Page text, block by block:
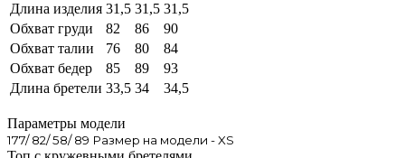
Длина изделия 31,5 31,5 31,5
Обхват груди
82 86
90
Обхват талии
76 80
84
Обхват бедер
85 89
93
Длина бретели 33,5 34 34,5
Параметры модели
177/ 82/ 58/ 89 Размер на модели - XS